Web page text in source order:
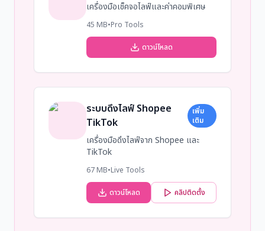
เครื่องมือเช็คจอไลฟ์และค่าคอมพิเศษ
45 MB•Pro Tools
ดาวน์โหลด
ระบบดึงไลฟ์ Shopee
TikTok
เพิ่ม
เติม
เครื่องมือดึงไลฟ์จาก Shopee และ
TikTok
67 MB•Live Tools
ดาวน์โหลด คลิปติดตั้ง